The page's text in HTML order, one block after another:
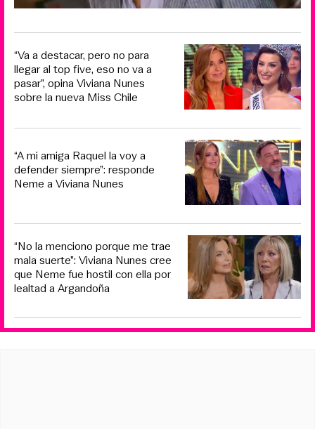
“Va a destacar, pero no para
llegar al top five, eso no va a
pasar”, opina Viviana Nunes
sobre la nueva Miss Chile
“A mi amiga Raquel la voy a
defender siempre”: responde
Neme a Viviana Nunes
“No la menciono porque me trae
mala suerte”: Viviana Nunes cree
que Neme fue hostil con ella por
lealtad a Argandoña